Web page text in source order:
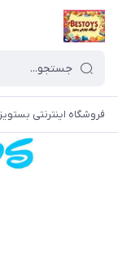
فروشگاه اینترنتی بستویز